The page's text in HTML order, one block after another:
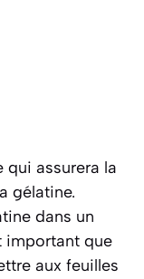
qui assurera la
gélatine.
dans un
important que
aux feuilles